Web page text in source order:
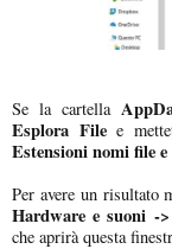
Se la cartella
Esplora Filee
Estensioni nomi file
Per avere un risultato
Hardware e suoni -
che aprirà questa